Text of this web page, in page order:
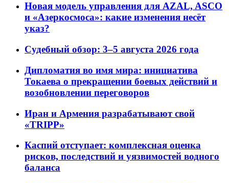
Новая модель управления для AZAL, ASCO
и «Азеркосмоса»: какие изменения несёт
указ?
Судебный обзор: 3–5 августа 2026 года
Дипломатия во имя мира: инициатива
Токаева о прекращении боевых действий и
возобновлении переговоров
Иран и Армения разрабатывают свой
«TRIPP»
Каспий отступает: комплексная оценка
рисков, последствий и уязвимостей водного
баланса